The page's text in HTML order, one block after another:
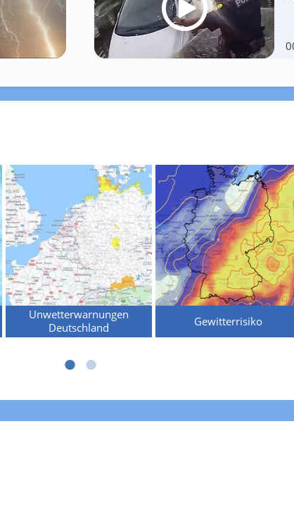
Unwetterwarnungen
Deutschland
Gewitterrisiko